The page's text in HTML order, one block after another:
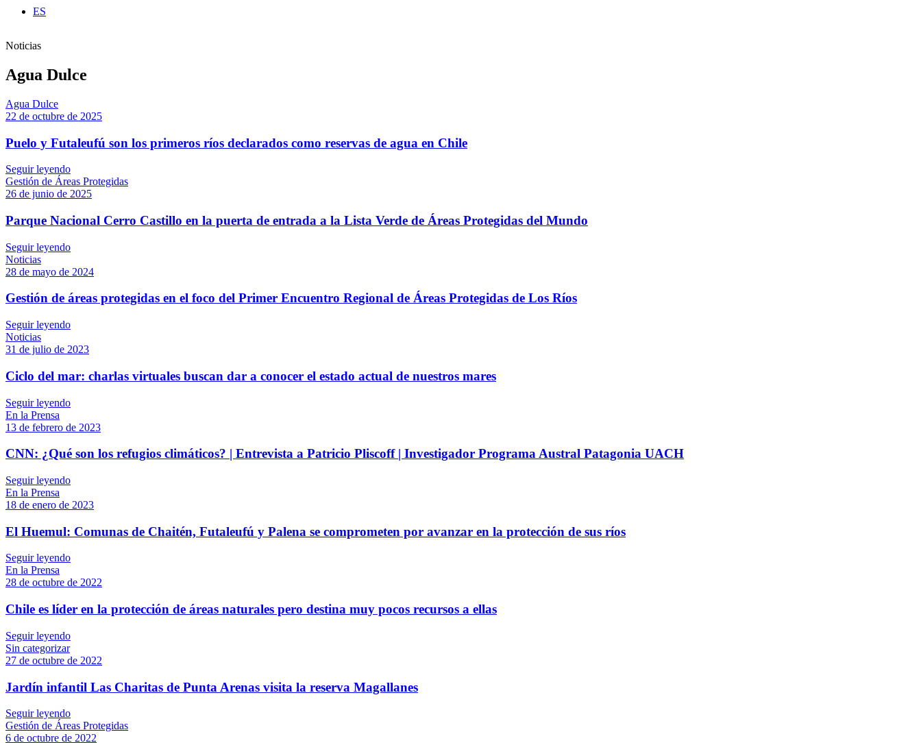
ES
Noticias
Agua Dulce
Agua Dulce
22 de octubre de 2025
Puelo y Futaleufú son los primeros ríos declarados como reservas de agua en Chile
Seguir leyendo
Gestión de Áreas Protegidas
26 de junio de 2025
Parque Nacional Cerro Castillo en la puerta de entrada a la Lista Verde de Áreas Protegidas del Mundo
Seguir leyendo
Noticias
28 de mayo de 2024
Gestión de áreas protegidas en el foco del Primer Encuentro Regional de Áreas Protegidas de Los Ríos
Seguir leyendo
Noticias
31 de julio de 2023
Ciclo del mar: charlas virtuales buscan dar a conocer el estado actual de nuestros mares
Seguir leyendo
En la Prensa
13 de febrero de 2023
CNN: ¿Qué son los refugios climáticos? | Entrevista a Patricio Pliscoff | Investigador Programa Austral Patagonia UACH
Seguir leyendo
En la Prensa
18 de enero de 2023
El Huemul: Comunas de Chaitén, Futaleufú y Palena se comprometen por avanzar en la protección de sus ríos
Seguir leyendo
En la Prensa
28 de octubre de 2022
Chile es líder en la protección de áreas naturales pero destina muy pocos recursos a ellas
Seguir leyendo
Sin categorizar
27 de octubre de 2022
Jardín infantil Las Charitas de Punta Arenas visita la reserva Magallanes
Seguir leyendo
Gestión de Áreas Protegidas
6 de octubre de 2022